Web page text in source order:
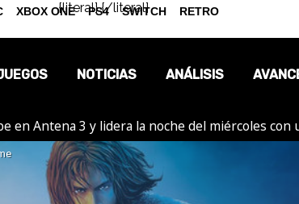
{literal}{/literal}
NOTICIAS
OPINIÓN
REPORTAJES
ANÁLISIS
en Antena 3 y lidera la noche del miércoles con
XBOX ONE PS4 SWITCH RETRO